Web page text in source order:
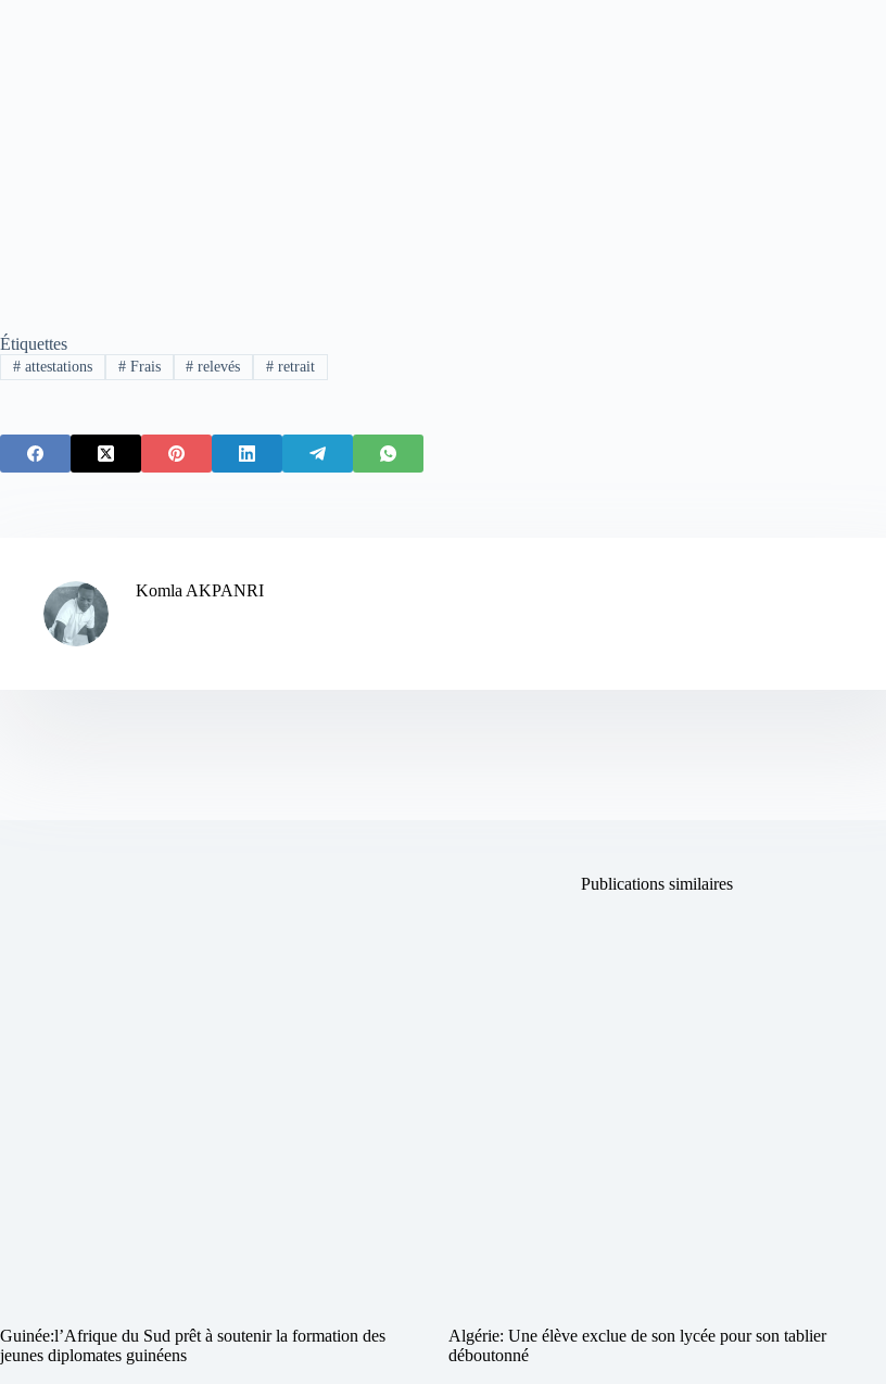
Étiquettes
#attestations #Frais # relevés # retrait
Komla AKPANRI
Publications similaires
Guinée:l’Afrique du Sud prêt à soutenir la formation des
jeunes diplomates guinéens
Algérie: Une élève exclue de son lycée pour son tablier
déboutonné